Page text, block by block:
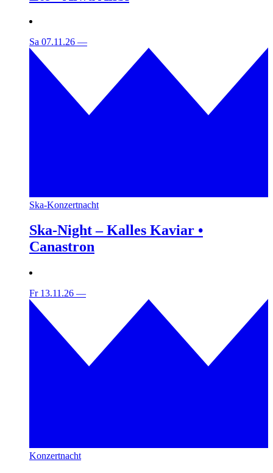
Sa 07.11.26 —
Ska-Konzertnacht
Ska-Night – Kalles Kaviar •
Canastron
Fr 13.11.26 —
Konzertnacht